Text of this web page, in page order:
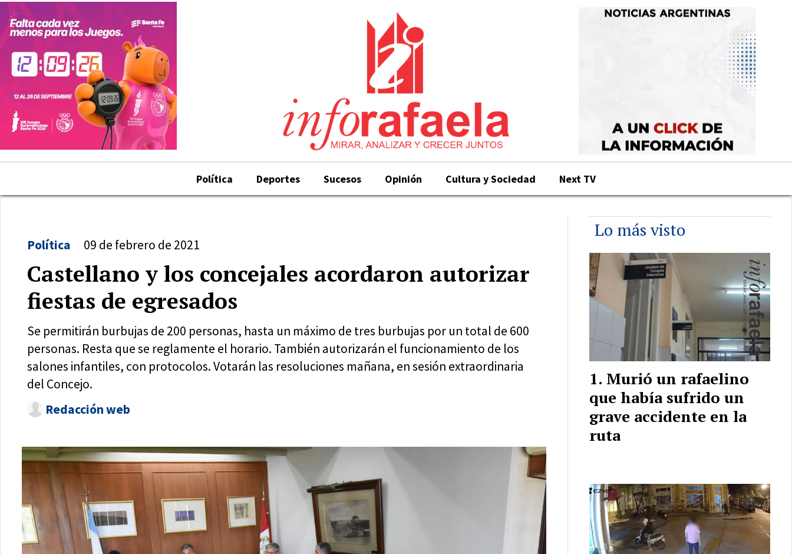
Política Deportes Sucesos Opinión Cultura y Sociedad Next TV
Castellano y los concejales acordaron autorizar
fiestas de egresados
Se permitirán burbujas de 200 personas, hasta un máximo de tres burbujas por un total de 600
personas. Resta que se reglamente el horario. También autorizarán el funcionamiento de los
salones infantiles, con protocolos. Votarán las resoluciones mañana, en sesión extraordinaria
del Concejo.
Política 09 de febrero de 2021
Redacción web
Lo más visto
Murió un rafaelino
que había sufrido un
grave accidente en la
ruta